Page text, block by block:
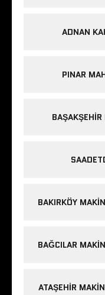
ADNAN
PINAR
BAKIRKÖY
BAĞCILAR
ATAŞEHIR